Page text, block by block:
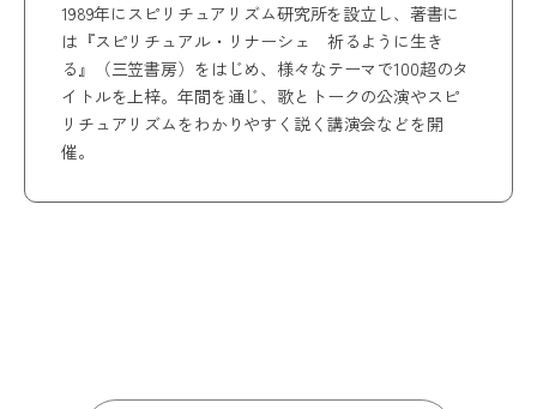
1989年にスピリチュアリズム研究所を設立し、著書に
は『スピリチュアル・リナーシェ 祈るように生き
る』（三笠書房）をはじめ、様々なテーマで100超のタ
イトルを上梓。年間を通じ、歌とトークの公演やスピ
リチュアリズムをわかりやすく説く講演会などを開
催。